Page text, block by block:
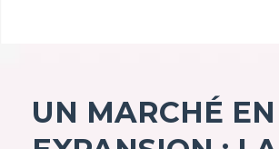
UN MARCHÉ EN